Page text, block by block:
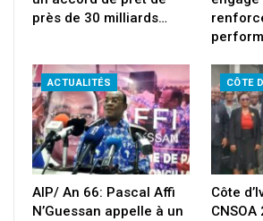
près de 30 milliards…
ACTUALITÉS
AIP/ An 66: Pascal Affi
N’Guessan appelle à un
CÔTE
Côte
CNSOA